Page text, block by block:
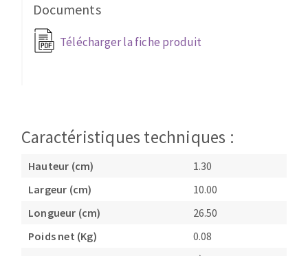
Documents
Télécharger la fiche produit
Caractéristiques techniques :
Hauteur (cm)
1.30
Largeur (cm)
10.00
Longueur (cm)
26.50
Poids net (Kg)
0.08